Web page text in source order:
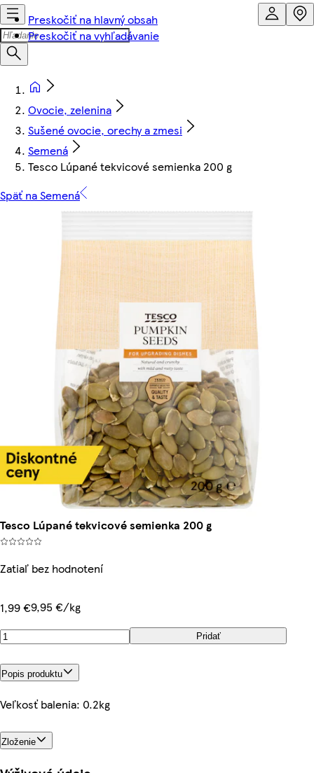
Preskočiť na hlavný obsah
Preskočiť na vyhľadávanie
Ovocie, zelenina
Sušené ovocie, orechy a zmesi
Semená
Tesco Lúpané tekvicové semienka 200 g
Späť na Semená
Tesco Lúpané tekvicové semienka 200 g
Zatiaľ bez hodnotení
1,99 €9,95 €/kg
Pridať
Popis produktu
Veľkosť balenia: 0.2kg
Zloženie